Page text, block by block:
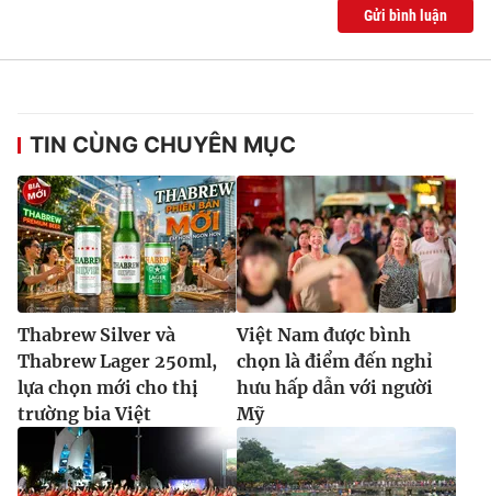
Gửi bình luận
TIN CÙNG CHUYÊN MỤC
Thabrew Silver và
Thabrew Lager 250ml,
lựa chọn mới cho thị
trường bia Việt
Việt Nam được bình
chọn là điểm đến nghỉ
hưu hấp dẫn với người
Mỹ